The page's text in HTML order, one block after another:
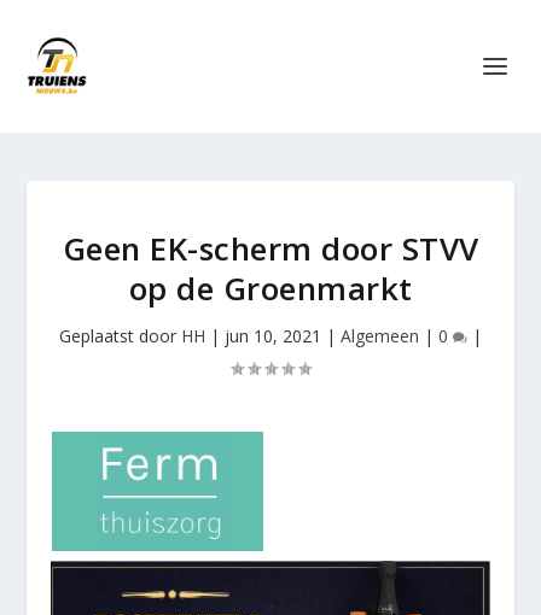
Geen EK-scherm door STVV
op de Groenmarkt
Geplaatst door HH | jun 10, 2021 | Algemeen | 0 |